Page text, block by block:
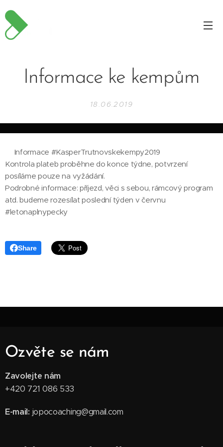
Informace ke kempům
18.06.2019
‼️Informace #KasperTrutnovskekempy2019
Kontrola plateb proběhne do konce týdne, potvrzení
posíláme pouze na vyžádání.
Podrobné informace: příjezd, věci s sebou, rámcový program
atd. budeme rozesílat poslední týden v červnu
#letonaplnypecky 🙏👏🤩
Share
Ozvěte se nám
Zavolejte nám
+420 721 086 533
E-mail: jopocoaching@gmail.com